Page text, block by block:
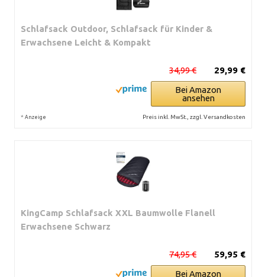
Schlafsack Outdoor, Schlafsack für Kinder &
Erwachsene Leicht & Kompakt
29,99 €
34,99 €
Bei Amazon
ansehen
* Anzeige Preis inkl. MwSt., zzgl. Versandkosten
KingCamp Schlafsack XXL Baumwolle Flanell
Erwachsene Schwarz
59,95 €
74,95 €
Bei Amazon